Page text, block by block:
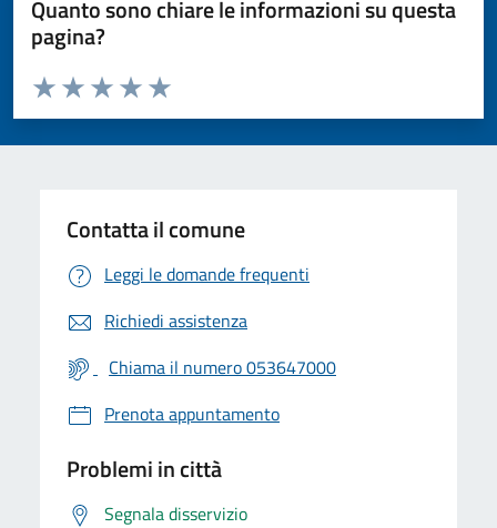
Quanto sono chiare le informazioni su questa
pagina?
Valuta da 1 a 5 stelle la pagina
Valuta 5 stelle su 5
Valuta 4 stelle su 5
Valuta 3 stelle su 5
Valuta 2 stelle su 5
Valuta 1 stelle su 5
Contatta il comune
Leggi le domande frequenti
Richiedi assistenza
Chiama il numero 053647000
Prenota appuntamento
Problemi in città
Segnala disservizio